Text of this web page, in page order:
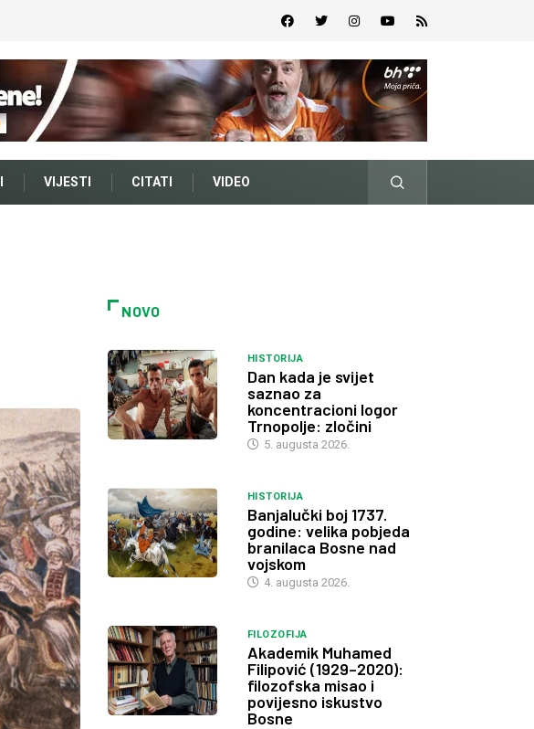
VIJESTI CITATI VIDEO
NOVO
HISTORIJA
Dan kada je svijet
saznao za
koncentracioni logor
Trnopolje: zločini
5. augusta 2026.
HISTORIJA
Banjalučki boj 1737.
godine: velika pobjeda
branilaca Bosne nad
vojskom
4. augusta 2026.
FILOZOFIJA
Akademik Muhamed
Filipović (1929–2020):
filozofska misao i
povijesno iskustvo
Bosne